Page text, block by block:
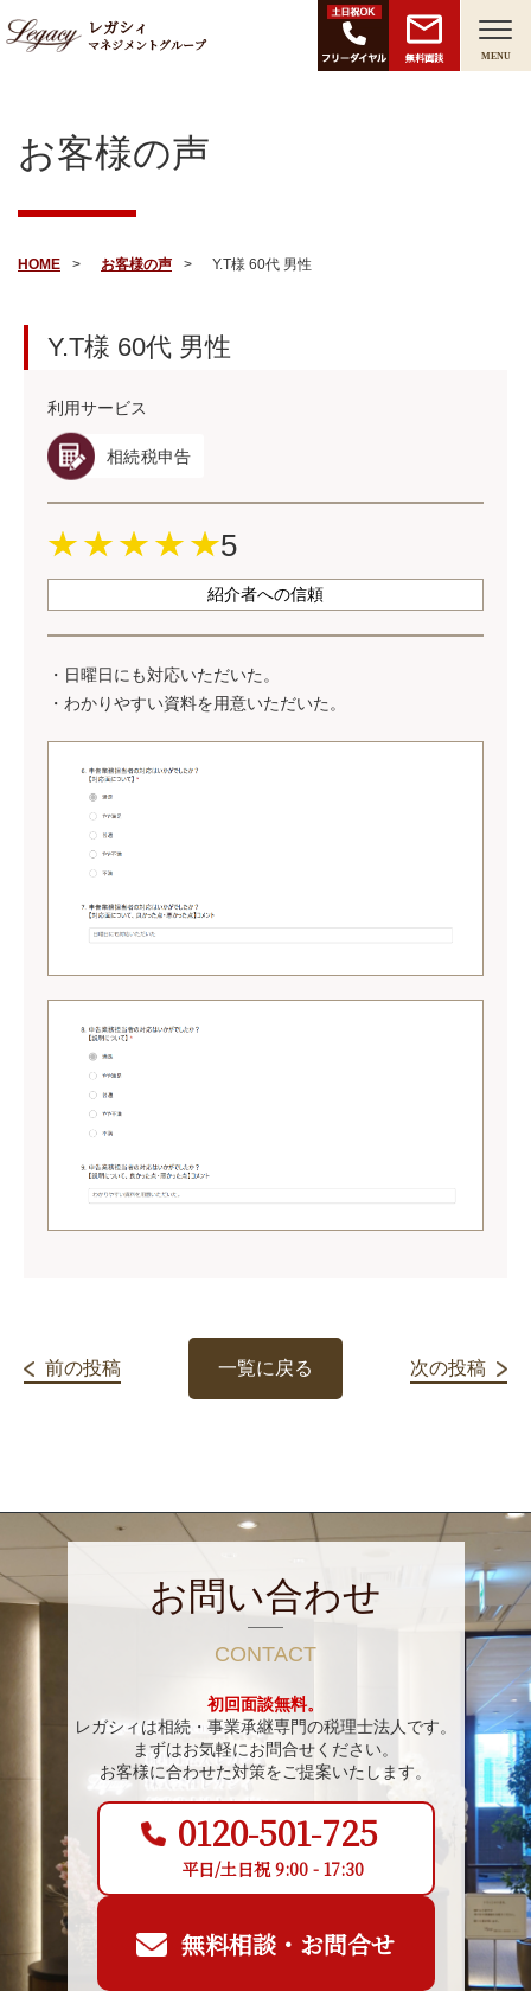
レガシィ
マネジメントグループ
無料面談 MENU
お客様の声
HOME お客様の声 Y.T様 60代 男性
Y.T様 60代 男性
利用サービス
相続税申告
5
紹介者への信頼
・日曜日にも対応いただいた。
・わかりやすい資料を用意いただいた。
前の投稿 一覧に戻る 次の投稿
お問い合わせ
CONTACT
初回面談無料。
レガシィは相続・事業承継専門の税理士法人です。
まずはお気軽にお問合せください。
お客様に合わせた対策をご提案いたします。
0120-501-725
平日/土日祝 9:00 - 17:30
無料相談・お問合せ